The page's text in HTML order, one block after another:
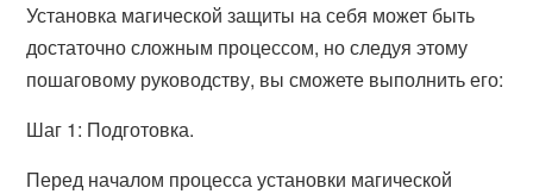
Установка магической защиты на себя может быть
достаточно сложным процессом, но следуя этому
пошаговому руководству, вы сможете выполнить его:
Шаг 1: Подготовка.
Перед началом процесса установки магической